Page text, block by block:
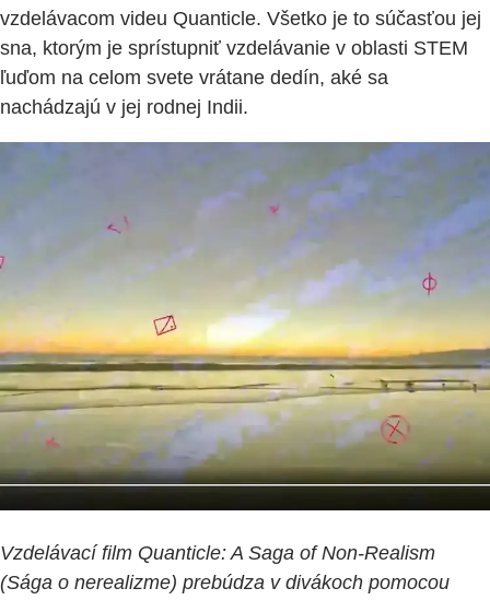
vzdelávacom videu Quanticle. Všetko je to súčasťou jej
sna, ktorým je sprístupniť vzdelávanie v oblasti STEM
ľuďom na celom svete vrátane dedín, aké sa
nachádzajú v jej rodnej Indii.
Vzdelávací film Quanticle: A Saga of Non-Realism
(Sága o nerealizme) prebúdza v divákoch pomocou